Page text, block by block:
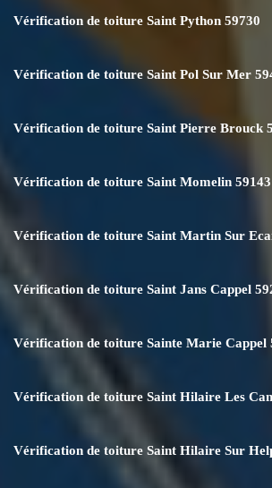
Vérification de toiture Saint Python 59730
Vérification de toiture Saint Pol Sur Mer
Vérification de toiture Saint Pierre Brouck
Vérification de toiture Saint Momelin 59143
Vérification de toiture Saint Martin Sur
Vérification de toiture Saint Jans Cappel
Vérification de toiture Sainte Marie Cappel
Vérification de toiture Saint Hilaire Les
Vérification de toiture Saint Hilaire Sur